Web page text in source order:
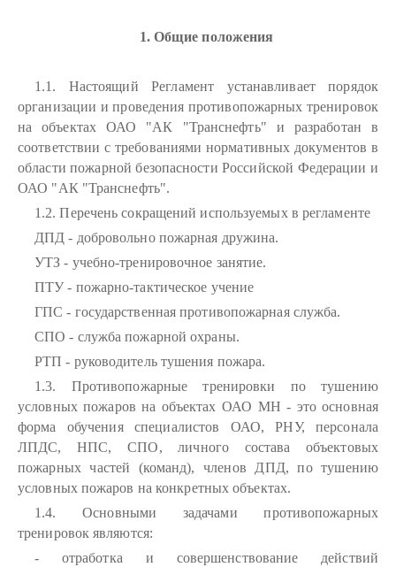
1. Общие положения
1.1. Настоящий Регламент устанавливает порядок
организации и проведения противопожарных тренировок
на объектах ОАО "АК "Транснефть" и разработан в
соответствии с требованиями нормативных документов в
области пожарной безопасности Российской Федерации и
ОАО "АК "Транснефть".
1.2. Перечень сокращений используемых в регламенте
ДПД - добровольно пожарная дружина.
УТЗ - учебно-тренировочное занятие.
ПТУ - пожарно-тактическое учение
ГПС - государственная противопожарная служба.
СПО - служба пожарной охраны.
РТП - руководитель тушения пожара.
1.3. Противопожарные тренировки по тушению
условных пожаров на объектах ОАО МН - это основная
форма обучения специалистов ОАО, РНУ, персонала
ЛПДС, НПС, СПО, личного состава объектовых
пожарных частей (команд), членов ДПД, по тушению
условных пожаров на конкретных объектах.
1.4. Основными задачами противопожарных
тренировок являются:
- отработка и совершенствование действий